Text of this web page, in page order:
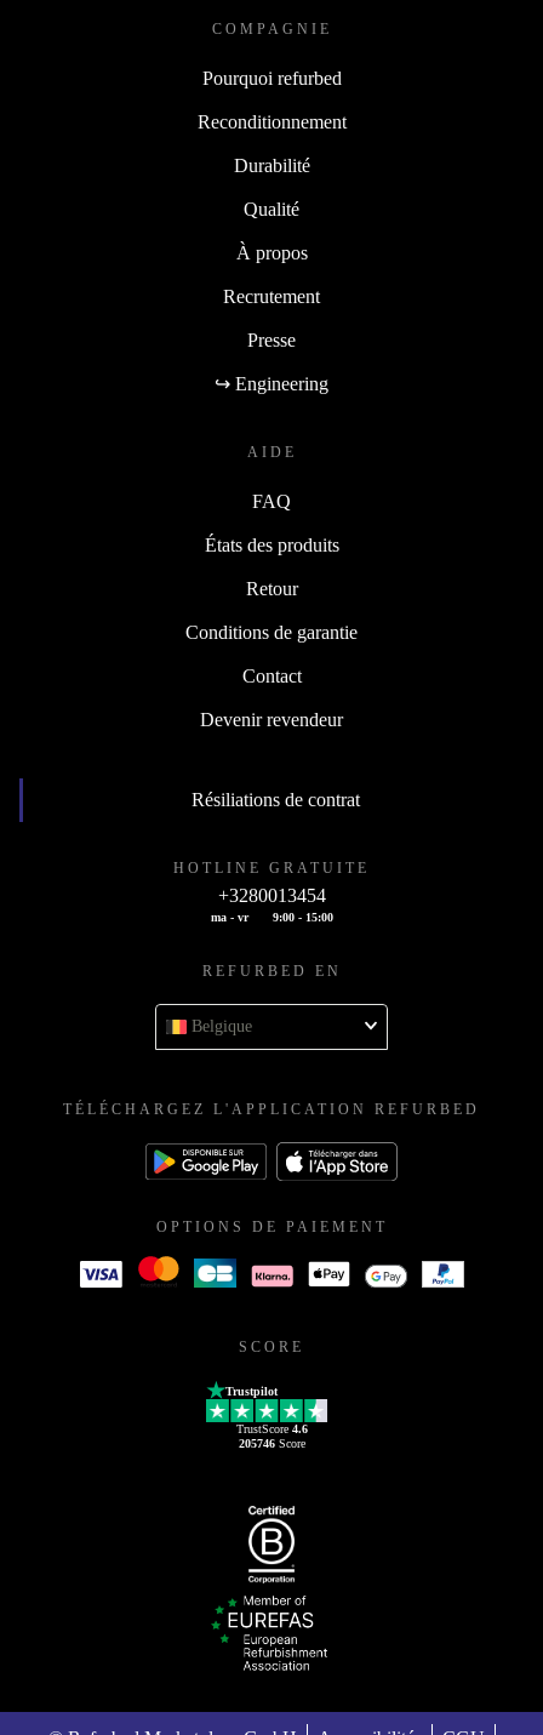
COMPAGNIE
Pourquoi refurbed
Reconditionnement
Durabilité
Qualité
À propos
Recrutement
Presse
↪ Engineering
AIDE
FAQ
États des produits
Retour
Conditions de garantie
Contact
Devenir revendeur
Résiliations de contrat
HOTLINE GRATUITE
+3280013454
ma - vr 9:00 - 15:00
REFURBED EN
Belgique
TÉLÉCHARGEZ L'APPLICATION REFURBED
OPTIONS DE PAIEMENT
SCORE
Trustpilot
TrustScore 4.6
205746Score